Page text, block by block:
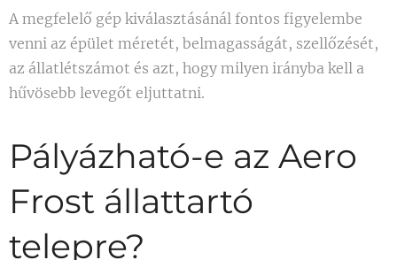
A megfelelő gép kiválasztásánál fontos figyelembe
venni az épület méretét, belmagasságát, szellőzését,
az állatlétszámot és azt, hogy milyen irányba kell a
hűvösebb levegőt eljuttatni.
Pályázható-e az Aero
Frost állattartó
telepre?